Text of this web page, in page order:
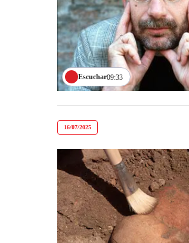
Escuchar09:33
16/07/2025